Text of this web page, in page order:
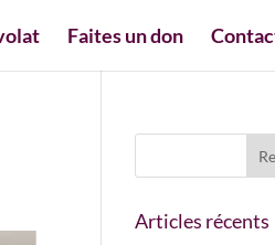
Faites un don
Articles récents